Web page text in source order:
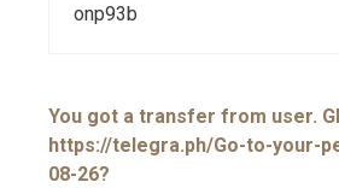
onp93b
You got a transfer from user.
https://telegra.ph/Go-to-your-
08-26?